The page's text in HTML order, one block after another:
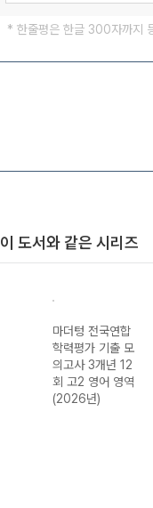
* 한줄평은 한글 300자까지
이 도서와 같은 시리즈
마더텅 전국연합
학력평가 기출 모
의고사 3개년 12
회 고2 영어 영역
(2026년)